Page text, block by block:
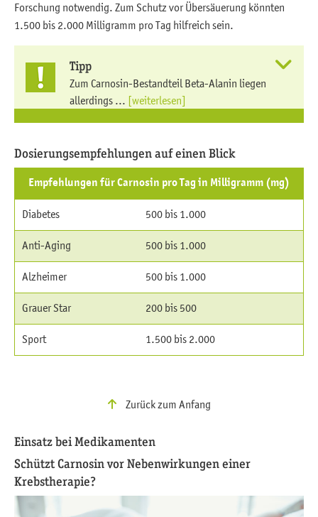
Forschung notwendig. Zum Schutz vor Übersäuerung könnten
1.500 bis 2.000 Milligramm pro Tag hilfreich sein.
Tipp
Zum Carnosin-Bestandteil Beta-Alanin liegen
allerdings ... [weiterlesen]
Dosierungsempfehlungen auf einen Blick
Empfehlungen für Carnosin pro Tag in Milligramm (mg)
Diabetes 500 bis 1.000
Anti-Aging 500 bis 1.000
Alzheimer 500 bis 1.000
Grauer Star 200 bis 500
Sport 1.500 bis 2.000
Zurück zum Anfang
Einsatz bei Medikamenten
Schützt Carnosin vor Nebenwirkungen einer
Krebstherapie?